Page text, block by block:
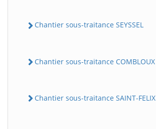
Chantier sous-traitance SEYSSEL
Chantier sous-traitance COMBLOUX
Chantier sous-traitance SAINT-FELIX